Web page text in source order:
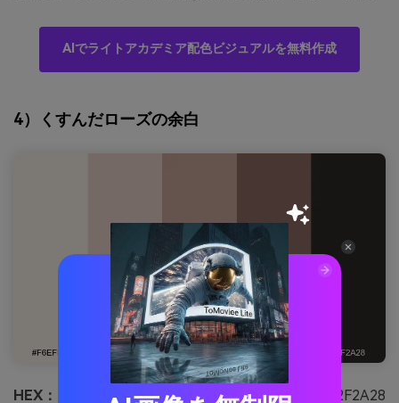
AIでライトアカデミア配色ビジュアルを無料作成
4）くすんだローズの余白
HEX： #F6EFEA #E8D1CA #C9A39A #8B6B62 #2F2A28